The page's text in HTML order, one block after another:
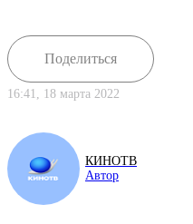
Поделиться
16:41, 18 марта 2022
КИНОТВ
Автор